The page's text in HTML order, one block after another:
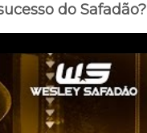
do Safadão?